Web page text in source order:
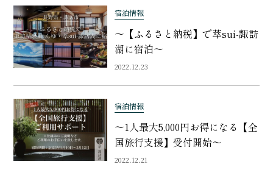
宿泊情報
～【ふるさと納税】で萃sui-諏訪
湖に宿泊～
2022.12.23
宿泊情報
〜1人最大5,000円お得になる【全
国旅行支援】受付開始〜
2022.12.21